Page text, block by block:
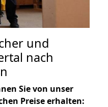
und
nach
Sie von unser
Preise erhalten: